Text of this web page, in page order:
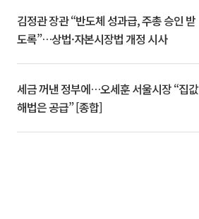
김정관 장관 “반도체 성과급, 주총 승인 받
도록”…상법·자본시장법 개정 시사
세금 꺼낸 정부에…오세훈 서울시장 “집값
해법은 공급” [종합]